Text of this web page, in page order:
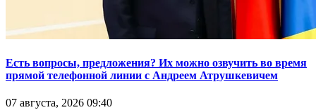
Есть вопросы, предложения? Их можно озвучить во время
прямой телефонной линии с Андреем Атрушкевичем
07 августа, 2026 09:40